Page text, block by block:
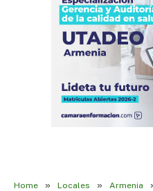
Home » Locales » Armenia